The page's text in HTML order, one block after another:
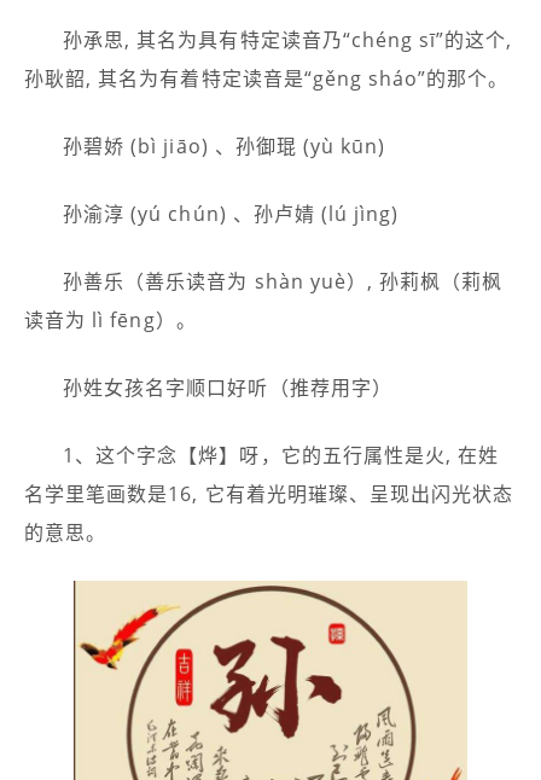
孙承思, 其名为具有特定读音乃“chéng sī”的这个,
孙耿韶, 其名为有着特定读音是“gěng sháo”的那个。
孙碧娇 (bì jiāo) 、孙御琨 (yù kūn)
孙渝淳 (yú chún) 、孙卢婧 (lú jìng)
孙善乐（善乐读音为 shàn yuè）, 孙莉枫（莉枫
读音为 lì fēng）。
孙姓女孩名字顺口好听（推荐用字）
1、这个字念【烨】呀，它的五行属性是火, 在姓
名学里笔画数是16, 它有着光明璀璨、呈现出闪光状态
的意思。